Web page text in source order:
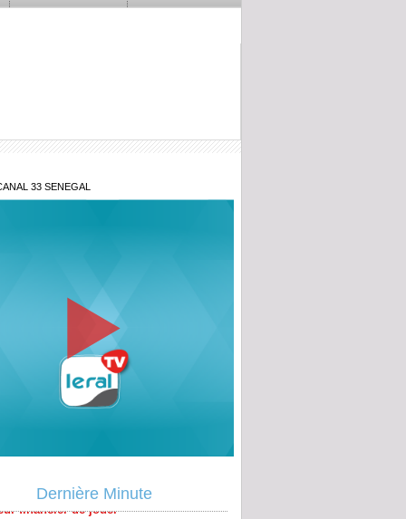
33 SENEGAL
Dernière Minute
financier de jouer
des prix excellence 2026 Prytanée
: Yankhoba Diémé salue un modèle
scolaire et militaire